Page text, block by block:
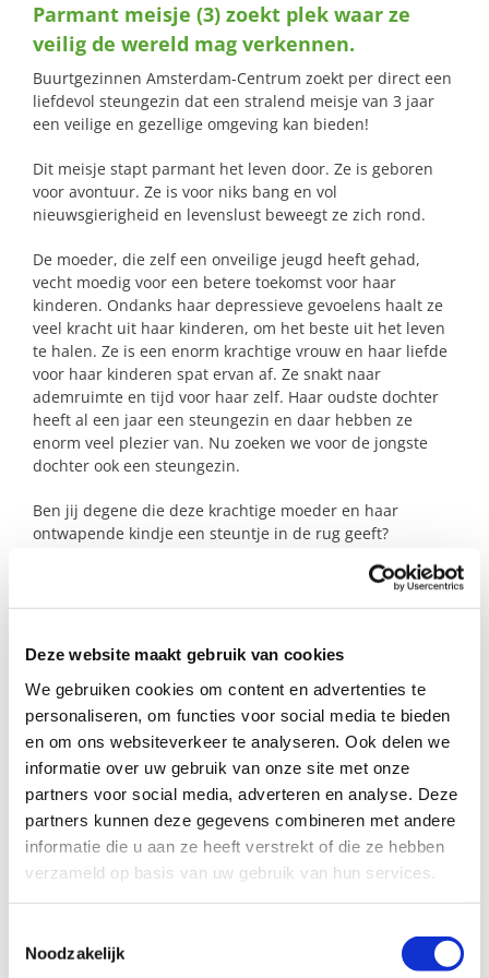
Deze website maakt gebruik van cookies
We gebruiken cookies om content en advertenties te
personaliseren, om functies voor social media te bieden
en om ons websiteverkeer te analyseren. Ook delen we
informatie over uw gebruik van onze site met onze
partners voor social media, adverteren en analyse. Deze
partners kunnen deze gegevens combineren met andere
informatie die u aan ze heeft verstrekt of die ze hebben
verzameld op basis van uw gebruik van hun services.
Noodzakelijk
naar:
Parmant meisje (3) zoekt plek waar ze
veilig de wereld mag verkennen.
Buurtgezinnen Amsterdam-Centrum zoekt per direct een
liefdevol steungezin dat een stralend meisje van 3 jaar
een veilige en gezellige omgeving kan bieden!
Dit meisje stapt parmant het leven door. Ze is geboren
voor avontuur. Ze is voor niks bang en vol
nieuwsgierigheid en levenslust beweegt ze zich rond.
De moeder, die zelf een onveilige jeugd heeft gehad,
vecht moedig voor een betere toekomst voor haar
kinderen. Ondanks haar depressieve gevoelens haalt ze
veel kracht uit haar kinderen, om het beste uit het leven
te halen. Ze is een enorm krachtige vrouw en haar liefde
voor haar kinderen spat ervan af. Ze snakt naar
ademruimte en tijd voor haar zelf. Haar oudste dochter
heeft al een jaar een steungezin en daar hebben ze
enorm veel plezier van. Nu zoeken we voor de jongste
dochter ook een steungezin.
Ben jij degene die deze krachtige moeder en haar
ontwapende kindje een steuntje in de rug geeft?
Profiel steungezin
We zoeken een gezin in Amsterdam-Oost
(Indische Buurt) dat:
Een steuntante of stel zonder kinderen is
zodat dit meisje alle aandacht krijgt;
Haar op zaterdag een dag(deel), wekelijks
of om de week kan verwelkomen;
Een veilige en stabiele omgeving biedt
waarin ze kan spelen en zich ontwikkelen;
Begrip heeft voor een moeder die hard
werkt aan haar herstel.